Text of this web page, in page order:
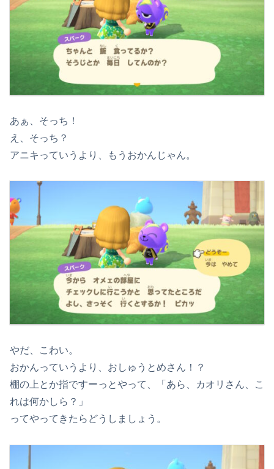
あぁ、そっち！
え、そっち？
アニキっていうより、もうおかんじゃん。
やだ、こわい。
おかんっていうより、おしゅうとめさん！？
棚の上とか指ですーっとやって、「あら、カオリさん、こ
れは何かしら？」
ってやってきたらどうしましょう。